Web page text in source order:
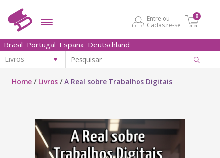
Entre ou
Cadastre-se
0
Brasil Portugal España Deutschland
Home / Livros /A Real sobre Trabalhos Digitais